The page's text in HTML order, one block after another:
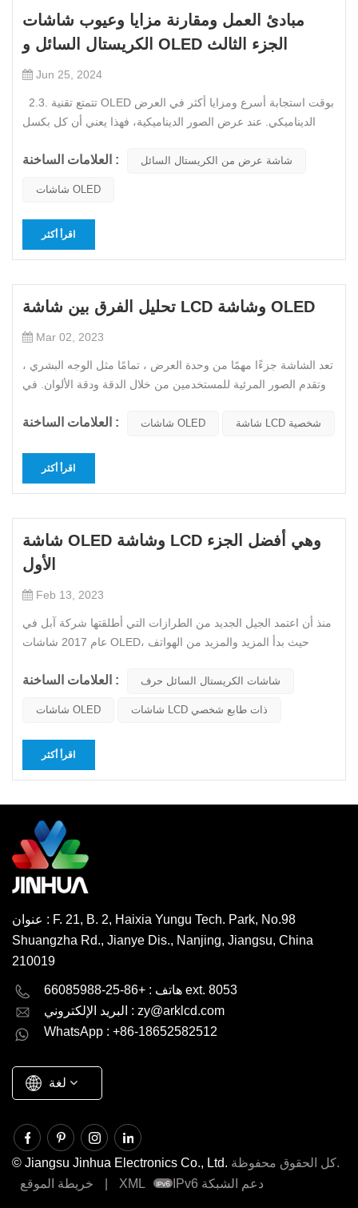
مبادئ العمل ومقارنة مزايا وعيوب شاشات
الكريستال السائل و OLED الجزء الثالث
Jun 25, 2024
2.3. تتمتع تقنية OLED بوقت استجابة أسرع ومزايا أكثر في العرض
الديناميكي. عند عرض الصور الديناميكية، فهذا يعني أن كل بكسل
من الوقت. هذه المرة هي ما نسميه وقت استجابة الشاشة. إذا كان
العلامات الساخنة : شاشة عرض من الكريستال السائل
شاشات OLED
اقرأ أكثر
تحليل الفرق بين شاشة LCD وشاشة OLED
Mar 02, 2023
تعد الشاشة جزءًا مهمًا من وحدة العرض ، تمامًا مثل الوجه البشري ،
وتقدم الصور المرئية للمستخدمين من خلال الدقة ودقة الألوان. في
الهواتف المحمولة هي شاشات LCD التقليدية ذات التكنولوجيا
العلامات الساخنة : شاشات OLED شاشة LCD شخصية
اقرأ أكثر
شاشة OLED وشاشة LCD وهي أفضل الجزء
الأول
Feb 13, 2023
منذ أن اعتمد الجيل الجديد من الطرازات التي أطلقتها شركة آبل في
عام 2017 شاشات OLED، حيث بدأ المزيد والمزيد من الهواتف
و شاشات الكريستال السائل حرف الشاشات في الهواتف المحمولة؟
العلامات الساخنة : شاشات الكريستال السائل حرف
شاشات OLED شاشات LCD ذات طابع شخصي
اقرأ أكثر
عنوان : F. 21, B. 2, Haixia Yungu Tech. Park, No.98
Shuangzha Rd., Jianye Dis., Nanjing, Jiangsu, China
210019
هاتف : +86-25-66085988 ext. 8053
البريد الإلكتروني : zy@arklcd.com
WhatsApp : +86-18652582512
لغة
English Deutsch
русский español
العربية
© Jiangsu Jinhua Electronics Co., Ltd.
كل الحقوق محفوظة.
خريطة الموقع
XML IPv6 دعم الشبكة